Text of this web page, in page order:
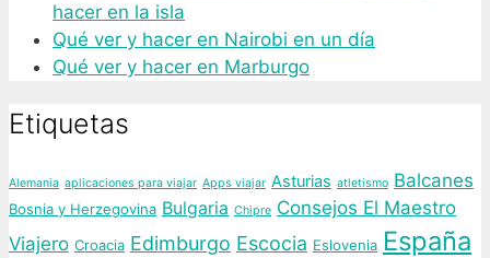
hacer en la isla
Qué ver y hacer en Nairobi en un día
Qué ver y hacer en Marburgo
Etiquetas
Alemania aplicaciones para viajar Apps viajar Asturias atletismo Balcanes
Bosnia y Herzegovina Bulgaria Chipre Consejos El Maestro
Viajero Croacia Edimburgo Escocia Eslovenia España